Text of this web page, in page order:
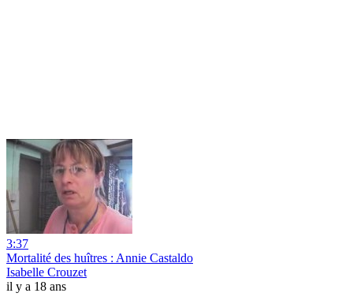
3:37
Mortalité des huîtres : Annie Castaldo
Isabelle Crouzet
il y a 18 ans